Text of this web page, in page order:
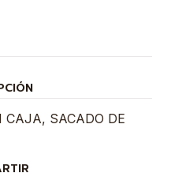
CAJA, SACADO DE